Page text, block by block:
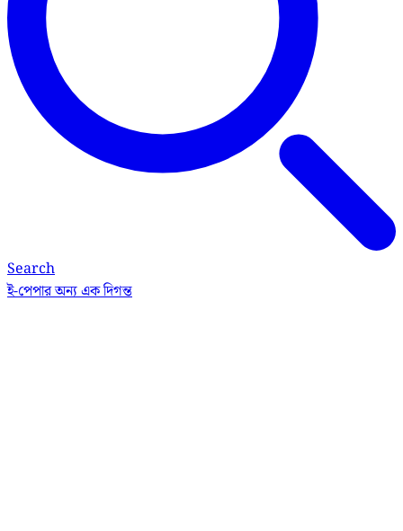
Search
ই-পেপারঅন্য এক দিগন্ত